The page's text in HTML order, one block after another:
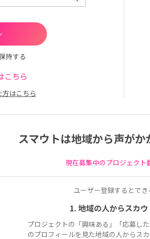
持する
こちら
はこちら
スマウトは地域から声が
現在募集中のプロジェクト
ユーザー登録するとでき
1. 地域の人からスカ
プロジェクトの「興味ある」「応募し
のプロフィールを見た地域の人からス